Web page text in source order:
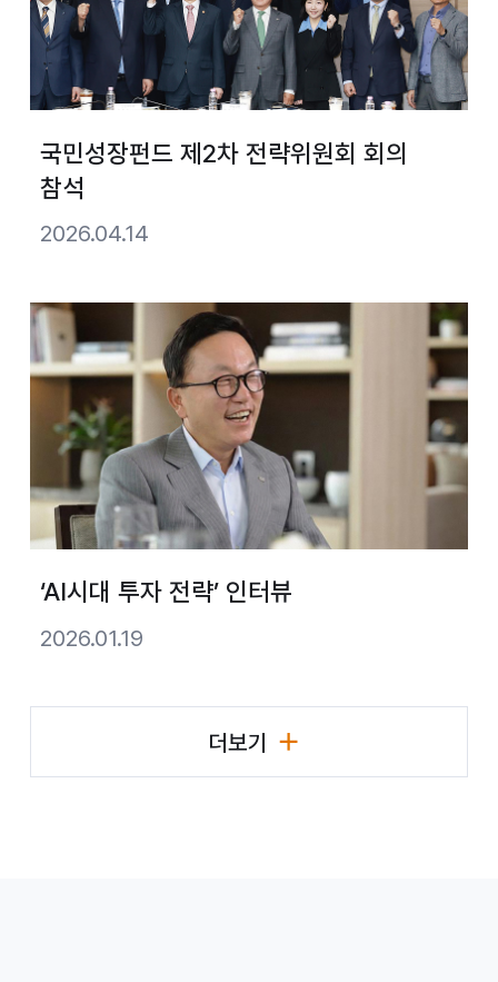
국민성장펀드 제2차 전략위원회 회의
참석
2026.04.14
‘AI시대 투자 전략’ 인터뷰
2026.01.19
더보기